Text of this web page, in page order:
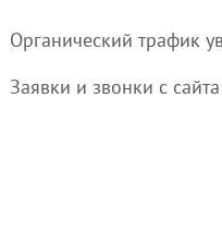
Органический трафик
Заявки и звонки с